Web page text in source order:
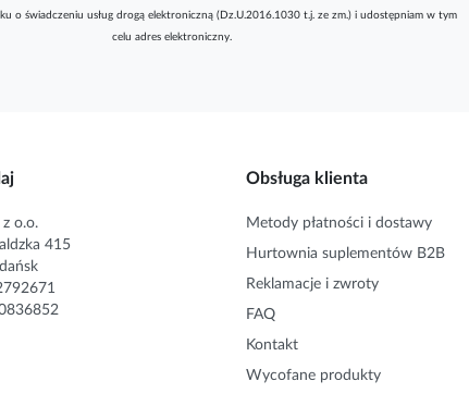
o świadczeniu usług drogą elektroniczną (Dz.U.2016.1030 t.j. ze zm.) i udostępniam w tym
celu adres elektroniczny.
z o.o.
415
Obsługa klienta
Metody płatności i dostawy
Hurtownia suplementów B2B
Reklamacje i zwroty
FAQ
Kontakt
Wycofane produkty